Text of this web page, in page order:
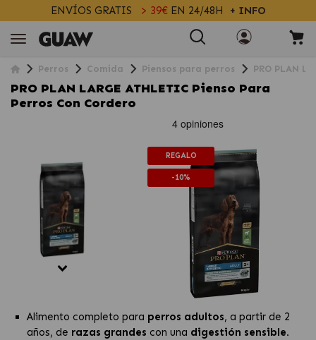
ENVÍOS GRATIS > 39€EN 24/48H + INFO
Perros Comida Piensos para perros PRO PLAN
PRO PLAN LARGE ATHLETIC Pienso Para
Perros Con Cordero
REGALO
-10%
Alimento completo para perros adultos, a partir de 2
años, de razas grandes con una digestión sensible.